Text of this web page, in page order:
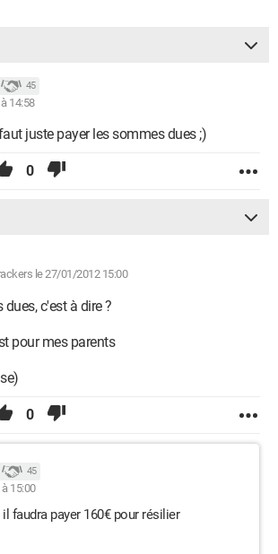
45
14:58
juste payer les sommes dues ;)
0
le 27/01/2012 15:00
c'est à dire ?
pour mes parents
0
45
15:00
faudra payer 160€ pour résilier